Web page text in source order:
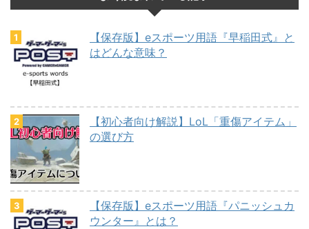
【保存版】eスポーツ用語『早稲田式』と
はどんな意味？
【初心者向け解説】LoL「重傷アイテム」
の選び方
【保存版】eスポーツ用語『パニッシュカ
ウンター』とは？